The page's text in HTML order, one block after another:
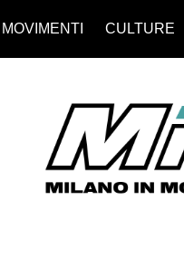
MOVIMENTI CULTURE